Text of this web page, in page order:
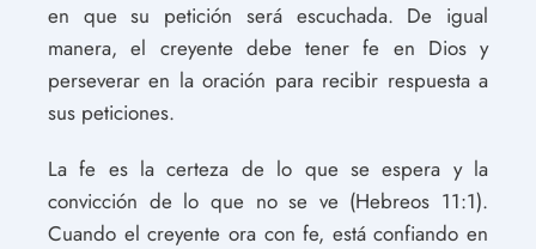
en que su petición será escuchada. De igual
manera, el creyente debe tener fe en Dios y
perseverar en la oración para recibir respuesta a
sus peticiones.
La fe es la certeza de lo que se espera y la
convicción de lo que no se ve (Hebreos 11:1).
Cuando el creyente ora con fe, está confiando en